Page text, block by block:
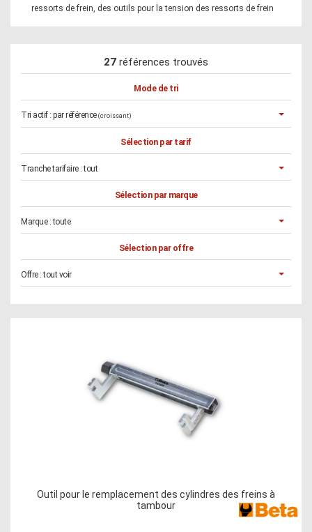
ressorts de frein, des outils pour la tension des ressorts de frein
27 références trouvés
Mode de tri
Tri actif : par référence (croissant)
Sélection par tarif
Tranche tarifaire :tout
Sélection par marque
Marque :toute
Sélection par offre
Offre :tout voir
Outil pour le remplacement des cylindres des freins à
tambour